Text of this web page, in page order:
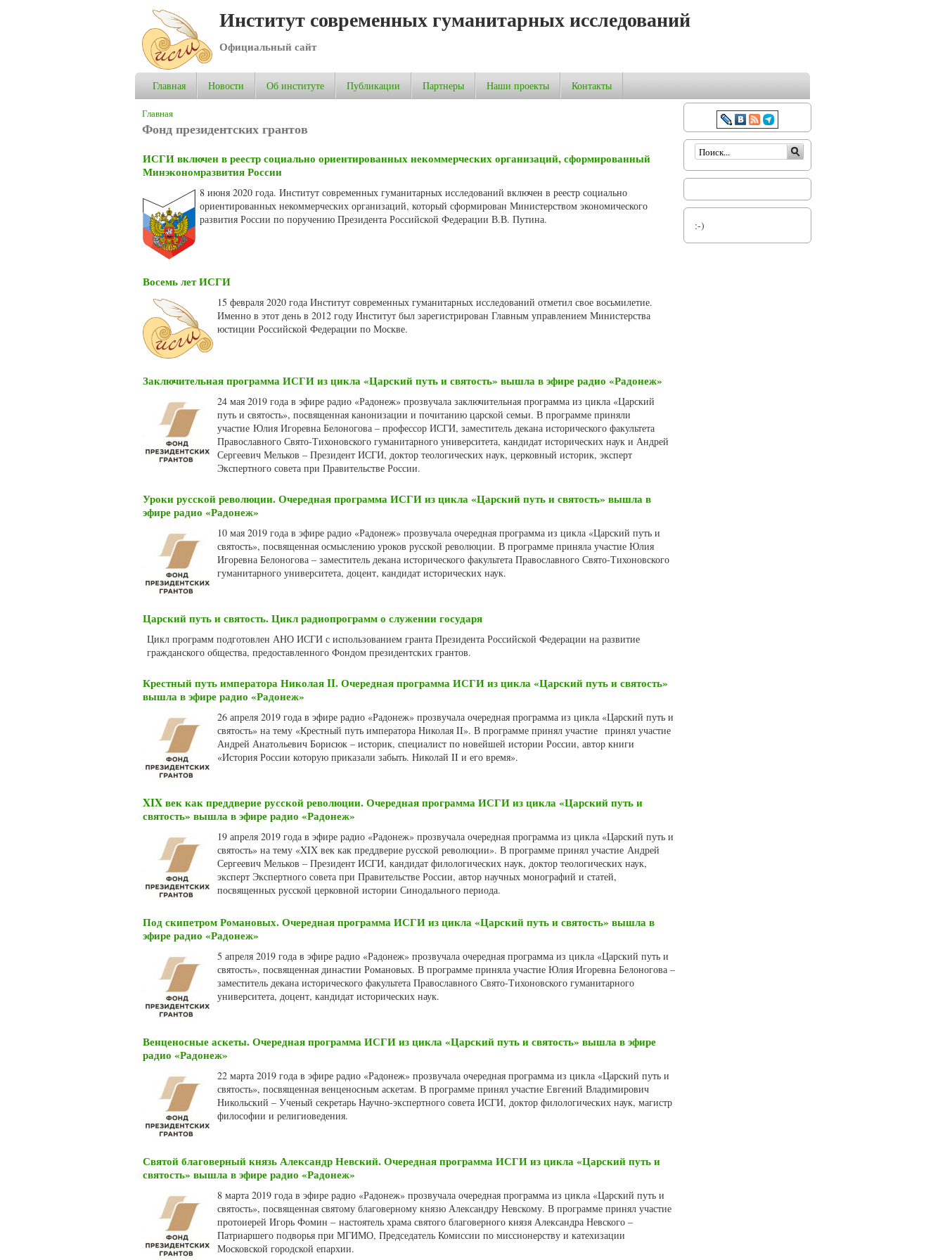
Институт современных гуманитарных исследований
Официальный сайт
Главная Новости Об институте Публикации Партнеры Наши проекты Контакты
Вы здесь
Главная
Фонд президентских грантов
ИСГИ включен в реестр социально ориентированных некоммерческих организаций, сформированный
Минэкономразвития России
8 июня 2020 года. Институт современных гуманитарных исследований включен в реестр социально
ориентированных некоммерческих организаций, который сформирован Министерством экономического
развития России по поручению Президента Российской Федерации В.В. Путина.
Восемь лет ИСГИ
15 февраля 2020 года Институт современных гуманитарных исследований отметил свое восьмилетие.
Именно в этот день в 2012 году Институт был зарегистрирован Главным управлением Министерства
юстиции Российской Федерации по Москве.
Заключительная программа ИСГИ из цикла «Царский путь и святость» вышла в эфире радио «Радонеж»
24 мая 2019 года в эфире радио «Радонеж» прозвучала заключительная программа из цикла «Царский
путь и святость», посвященная канонизации и почитанию царской семьи. В программе приняли
участие Юлия Игоревна Белоногова – профессор ИСГИ, заместитель декана исторического факультета
Православного Свято-Тихоновского гуманитарного университета, кандидат исторических наук и Андрей
Сергеевич Мельков – Президент ИСГИ, доктор теологических наук, церковный историк, эксперт
Экспертного совета при Правительстве России.
Уроки русской революции. Очередная программа ИСГИ из цикла «Царский путь и святость» вышла в
эфире радио «Радонеж»
10 мая 2019 года в эфире радио «Радонеж» прозвучала очередная программа из цикла «Царский путь и
святость», посвященная осмыслению уроков русской революции. В программе приняла участие Юлия
Игоревна Белоногова – заместитель декана исторического факультета Православного Свято-Тихоновского
гуманитарного университета, доцент, кандидат исторических наук.
Царский путь и святость. Цикл радиопрограмм о служении государя
Цикл программ подготовлен АНО ИСГИ с использованием гранта Президента Российской Федерации на развитие
гражданского общества, предоставленного Фондом президентских грантов.
Крестный путь императора Николая II. Очередная программа ИСГИ из цикла «Царский путь и святость»
вышла в эфире радио «Радонеж»
26 апреля 2019 года в эфире радио «Радонеж» прозвучала очередная программа из цикла «Царский путь и
святость» на тему «Крестный путь императора Николая II». В программе принял участие принял участие
Андрей Анатольевич Борисюк – историк, специалист по новейшей истории России, автор книги
«История России которую приказали забыть. Николай II и его время».
XIX век как преддверие русской революции. Очередная программа ИСГИ из цикла «Царский путь и
святость» вышла в эфире радио «Радонеж»
19 апреля 2019 года в эфире радио «Радонеж» прозвучала очередная программа из цикла «Царский путь и
святость» на тему «XIX век как преддверие русской революции». В программе принял участие Андрей
Сергеевич Мельков – Президент ИСГИ, кандидат филологических наук, доктор теологических наук,
эксперт Экспертного совета при Правительстве России, автор научных монографий и статей,
посвященных русской церковной истории Синодального периода.
Под скипетром Романовых. Очередная программа ИСГИ из цикла «Царский путь и святость» вышла в
эфире радио «Радонеж»
5 апреля 2019 года в эфире радио «Радонеж» прозвучала очередная программа из цикла «Царский путь и
святость», посвященная династии Романовых. В программе приняла участие Юлия Игоревна Белоногова –
заместитель декана исторического факультета Православного Свято-Тихоновского гуманитарного
университета, доцент, кандидат исторических наук.
Венценосные аскеты. Очередная программа ИСГИ из цикла «Царский путь и святость» вышла в эфире
радио «Радонеж»
22 марта 2019 года в эфире радио «Радонеж» прозвучала очередная программа из цикла «Царский путь и
святость», посвященная венценосным аскетам. В программе принял участие Евгений Владимирович
Никольский – Ученый секретарь Научно-экспертного совета ИСГИ, доктор филологических наук, магистр
философии и религиоведения.
Святой благоверный князь Александр Невский. Очередная программа ИСГИ из цикла «Царский путь и
святость» вышла в эфире радио «Радонеж»
8 марта 2019 года в эфире радио «Радонеж» прозвучала очередная программа из цикла «Царский путь и
святость», посвященная святому благоверному князю Александру Невскому. В программе принял участие
протоиерей Игорь Фомин – настоятель храма святого благоверного князя Александра Невского –
Патриаршего подворья при МГИМО, Председатель Комиссии по миссионерству и катехизации
Московской городской епархии.
Форма поиска
:-)